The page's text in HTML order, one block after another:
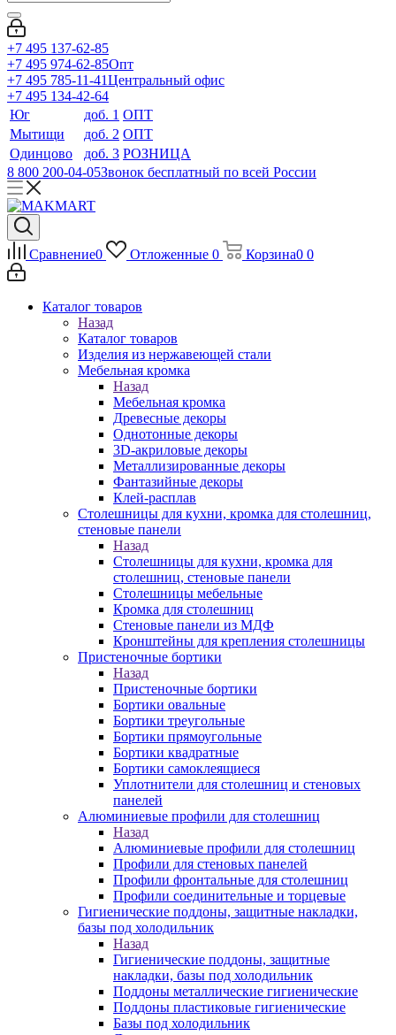
+7 495 137-62-85
+7 495 974-62-85Опт
+7 495 785-11-41Центральный офис
+7 495 134-42-64
Юг
доб. 1 ОПТ
Мытищи
доб. 2 ОПТ
Одинцово
доб. 3 РОЗНИЦА
8 800 200-04-05Звонок бесплатный по всей России
Сравнение0 Отложенные 0 Корзина0 0
Каталог товаров
Назад
Каталог товаров
Изделия из нержавеющей стали
Мебельная кромка
Назад
Мебельная кромка
Древесные декоры
Однотонные декоры
3D-акриловые декоры
Металлизированные декоры
Фантазийные декоры
Клей-расплав
Столешницы для кухни, кромка для столешниц,
стеновые панели
Назад
Столешницы для кухни, кромка для
столешниц, стеновые панели
Столешницы мебельные
Кромка для столешниц
Стеновые панели из МДФ
Кронштейны для крепления столешницы
Пристеночные бортики
Назад
Пристеночные бортики
Бортики овальные
Бортики треугольные
Бортики прямоугольные
Бортики квадратные
Бортики самоклеящиеся
Уплотнители для столешниц и стеновых
панелей
Алюминиевые профили для столешниц
Назад
Алюминиевые профили для столешниц
Профили для стеновых панелей
Профили фронтальные для столешниц
Профили соединительные и торцевые
Гигиенические поддоны, защитные накладки,
базы под холодильник
Назад
Гигиенические поддоны, защитные
накладки, базы под холодильник
Поддоны металлические гигиенические
Поддоны пластиковые гигиенические
Базы под холодильник